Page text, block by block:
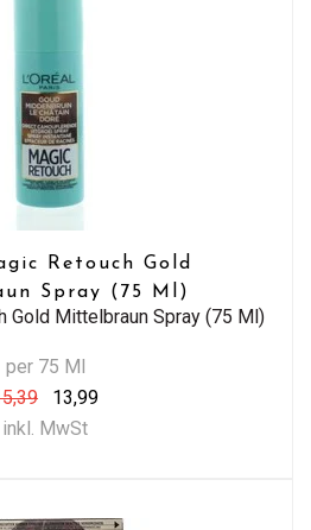
Retouch Gold
Spray (75 Ml)
Gold Mittelbraun Spray (75 Ml)
per 75 Ml
13,99
inkl. MwSt